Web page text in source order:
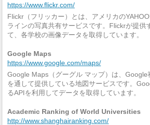
https://www.flickr.com/
Flickr（フリッカー）とは、アメリカの
ラインの写真共有サービスです。Flickrが提供
て、各学校の画像データを取得しています。
Google Maps
https://www.google.com/maps/
Google Maps（グーグル マップ）は、Google
を通して提供している地図サービスです。
るAPIを利用してデータを取得しています。
Academic Ranking of World Universities
http://www.shanghairanking.com/